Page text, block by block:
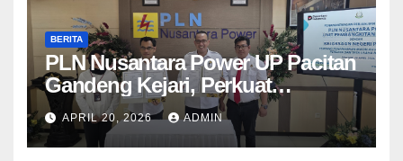
BERITA
PLN Nusantara Power UP Pacitan
Gandeng Kejari, Perkuat
Penanganan Hukum Perdata dan
TUN
APRIL 20, 2026 ADMIN